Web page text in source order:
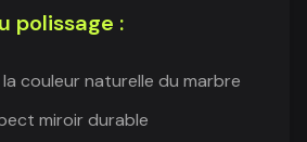
polissage :
couleur naturelle du marbre
miroir durable